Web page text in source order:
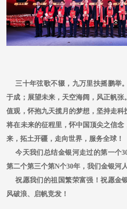
三十年弦歌不辍，九万里扶摇鹏举
于成；展望未来，天空海阔，风正帆张
值观，怀抱九天揽月的梦想，坚持走
将在未来的征程里，怀中国顶尖之信
来，拓土开疆，走向世界，服务全球！
今天我们总结金银河走过的第一个
第二个第三个第N个30年，我们金银河
祝愿我们的祖国繁荣富强！祝愿金
风破浪、启帆竞发！